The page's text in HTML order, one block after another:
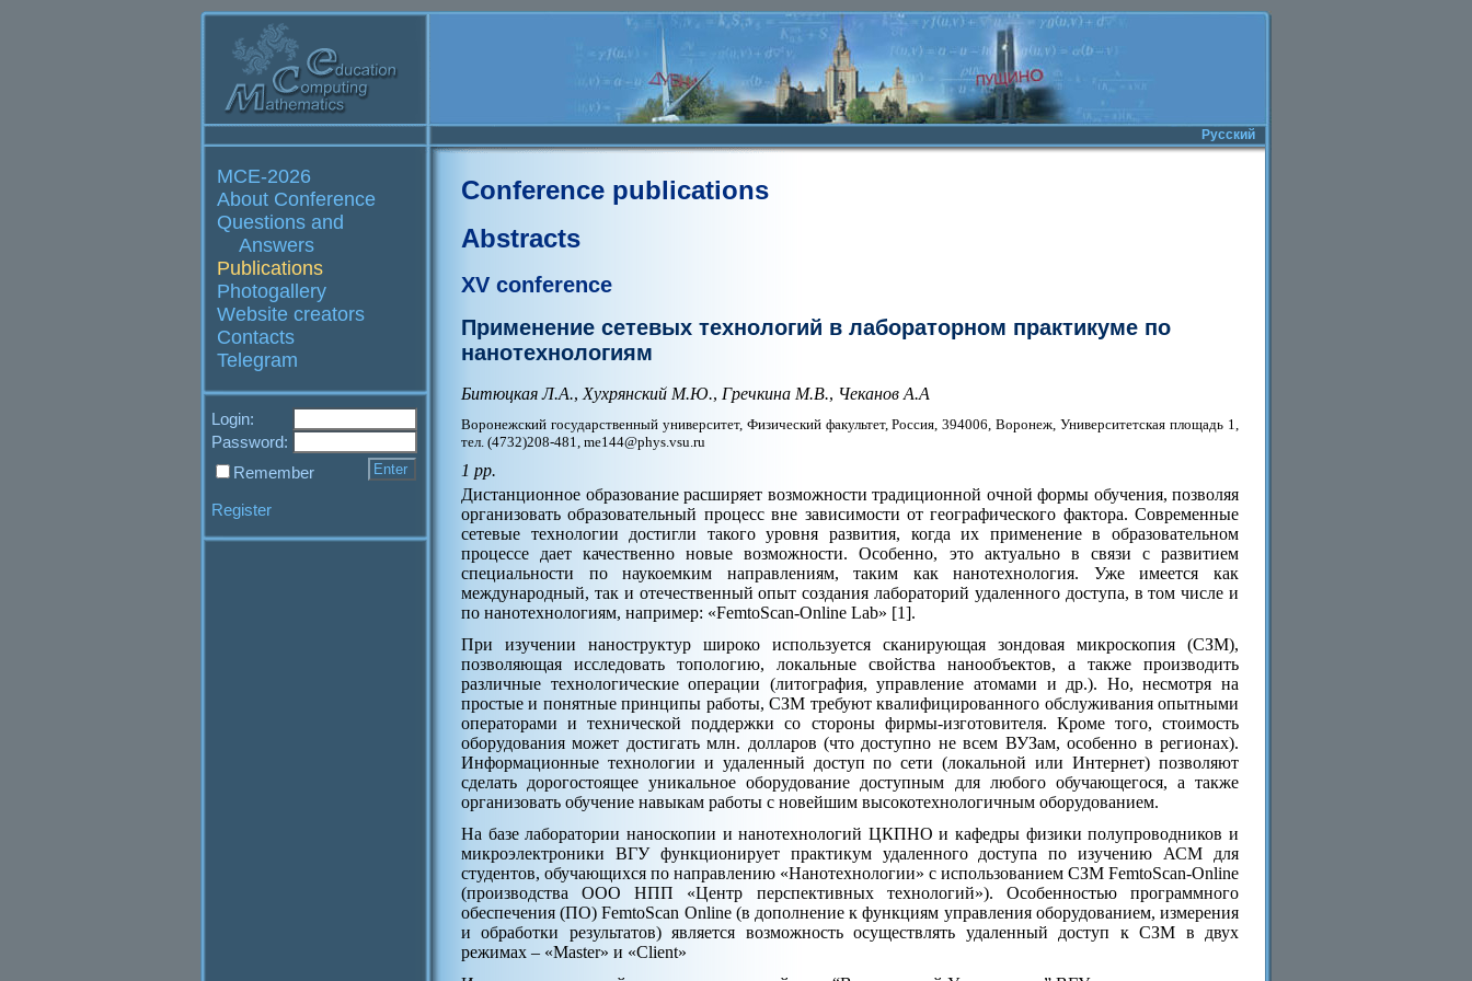
Русский
MCE-2026
About Conference
Questions and
Answers
Publications
Photogallery
Website creators
Contacts
Telegram
Login:
Password:
Remember
Register
Conference publications
Abstracts
XV conference
Применение сетевых технологий в лабораторном практикуме по
нанотехнологиям
Битюцкая Л.А., Хухрянский М.Ю., Гречкина М.В., Чеканов А.А
Воронежский государственный университет, Физический факультет, Россия, 394006, Воронеж, Университетская площадь 1,
тел. (4732)208-481, me144@phys.vsu.ru
1 pp.
Дистанционное образование расширяет возможности традиционной очной формы обучения, позволяя
организовать образовательный процесс вне зависимости от географического фактора. Современные
сетевые технологии достигли такого уровня развития, когда их применение в образовательном
процессе дает качественно новые возможности. Особенно, это актуально в связи с развитием
специальности по наукоемким направлениям, таким как нанотехнология. Уже имеется как
международный, так и отечественный опыт создания лабораторий удаленного доступа, в том числе и
по нанотехнологиям, например: «FemtoScan-Online Lab» [1].
При изучении наноструктур широко используется сканирующая зондовая микроскопия (СЗМ),
позволяющая исследовать топологию, локальные свойства нанообъектов, а также производить
различные технологические операции (литография, управление атомами и др.). Но, несмотря на
простые и понятные принципы работы, СЗМ требуют квалифицированного обслуживания опытными
операторами и технической поддержки со стороны фирмы-изготовителя. Кроме того, стоимость
оборудования может достигать млн. долларов (что доступно не всем ВУЗам, особенно в регионах).
Информационные технологии и удаленный доступ по сети (локальной или Интернет) позволяют
сделать дорогостоящее уникальное оборудование доступным для любого обучающегося, а также
организовать обучение навыкам работы с новейшим высокотехнологичным оборудованием.
На базе лаборатории наноскопии и нанотехнологий ЦКПНО и кафедры физики полупроводников и
микроэлектроники ВГУ функционирует практикум удаленного доступа по изучению АСМ для
студентов, обучающихся по направлению «Нанотехнологии» с использованием СЗМ FemtoScan-Online
(производства ООО НПП «Центр перспективных технологий»). Особенностью программного
обеспечения (ПО) FemtoScan Online (в дополнение к функциям управления оборудованием, измерения
и обработки результатов) является возможность осуществлять удаленный доступ к СЗМ в двух
режимах – «Master» и «Client»